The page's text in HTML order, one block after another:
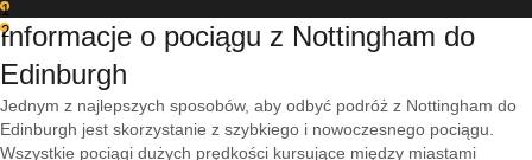
1
2
Informacje o pociągu z Nottingham do
Edinburgh
Jednym z najlepszych sposobów, aby odbyć podróż z Nottingham do
Edinburgh jest skorzystanie z szybkiego i nowoczesnego pociągu.
Wszystkie pociągi dużych prędkości kursujące między miastami